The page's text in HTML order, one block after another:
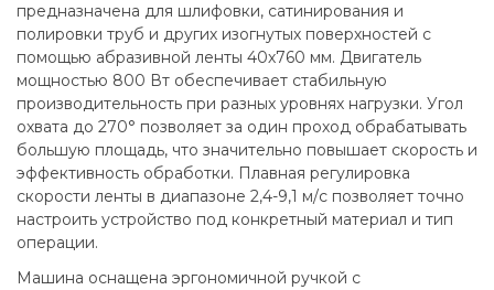
предназначена для шлифовки, сатинирования и
полировки труб и других изогнутых поверхностей с
помощью абразивной ленты 40х760 мм. Двигатель
мощностью 800 Вт обеспечивает стабильную
производительность при разных уровнях нагрузки. Угол
охвата до 270° позволяет за один проход обрабатывать
большую площадь, что значительно повышает скорость и
эффективность обработки. Плавная регулировка
скорости ленты в диапазоне 2,4-9,1 м/с позволяет точно
настроить устройство под конкретный материал и тип
операции.
Машина оснащена эргономичной ручкой с